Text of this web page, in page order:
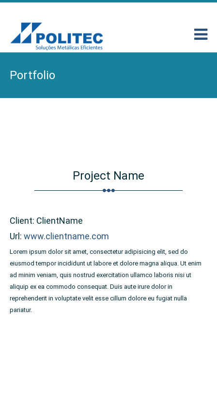
Portfolio
Project Name
Client: ClientName
Url: www.clientname.com
Lorem ipsum dolor sit amet, consectetur adipisicing elit, sed do
eiusmod tempor incididunt ut labore et dolore magna aliqua. Ut enim
ad minim veniam, quis nostrud exercitation ullamco laboris nisi ut
aliquip ex ea commodo consequat. Duis aute irure dolor in
reprehenderit in voluptate velit esse cillum dolore eu fugiat nulla
pariatur.